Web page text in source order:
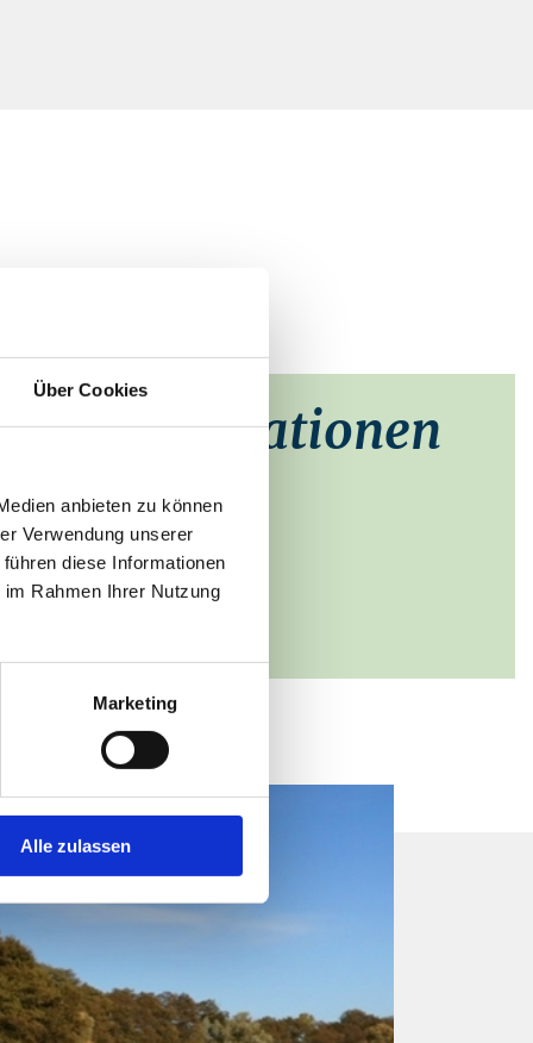
Über Cookies
anbieten zu können
Verwendung unserer
diese Informationen
Rahmen Ihrer Nutzung
Marketing
Alle zulassen
Ausbau 3
22222